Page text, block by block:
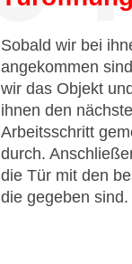
Sobald wir bei
angekommen
wir das Objekt
ihnen den
Arbeitsschritt
durch.
die Tür mit den
die gegeben sind.